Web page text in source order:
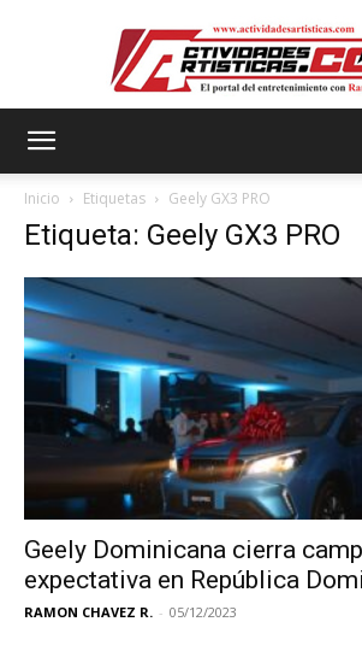
Inicio Etiquetas Geely GX3 PRO
Etiqueta: Geely GX3 PRO
Geely Dominicana cierra
expectativa en República
RAMON CHAVEZ R. - 05/12/2023